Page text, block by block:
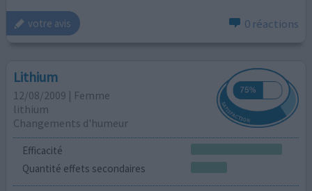
votre avis 0 réactions
Lithium
12/08/2009 | Femme
lithium
Changements d'humeur
Efficacité
Quantité effets secondaires